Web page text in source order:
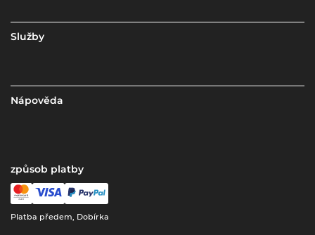
Služby
Nápověda
způsob platby
Platba předem, Dobírka